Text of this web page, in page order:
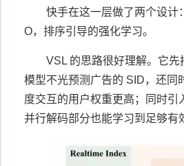
快手在这一层做了两个设计
O，排序引导的强化学习。
VSL 的思路很好理解。它
模型不光预测广告的 SID，还同
度交互的用户权重更高；同时引
并行解码部分也能学习到足够有